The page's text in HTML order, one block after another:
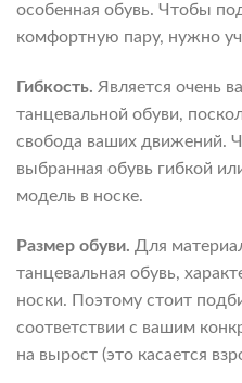
особенная обувь. Чтобы
комфортную пару, нужно
Гибкость. Является очень
танцевальной обуви,
свобода ваших движений.
выбранная обувь гибкой
модель в носке.
Размер обуви. Для
танцевальная обувь,
носки. Поэтому стоит
соответствии с вашим
на вырост (это касается